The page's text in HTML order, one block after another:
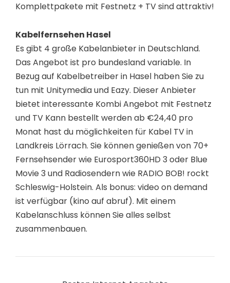
Komplettpakete mit Festnetz + TV sind attraktiv!
Kabelfernsehen Hasel
Es gibt 4 große Kabelanbieter in Deutschland.
Das Angebot ist pro bundesland variable. In
Bezug auf Kabelbetreiber in Hasel haben Sie zu
tun mit Unitymedia und Eazy. Dieser Anbieter
bietet interessante Kombi Angebot mit Festnetz
und TV Kann bestellt werden ab €24,40 pro
Monat hast du möglichkeiten für Kabel TV in
Landkreis Lörrach. Sie können genießen von 70+
Fernsehsender wie Eurosport360HD 3 oder Blue
Movie 3 und Radiosendern wie RADIO BOB! rockt
Schleswig-Holstein. Als bonus: video on demand
ist verfügbar (kino auf abruf). Mit einem
Kabelanschluss können Sie alles selbst
zusammenbauen.